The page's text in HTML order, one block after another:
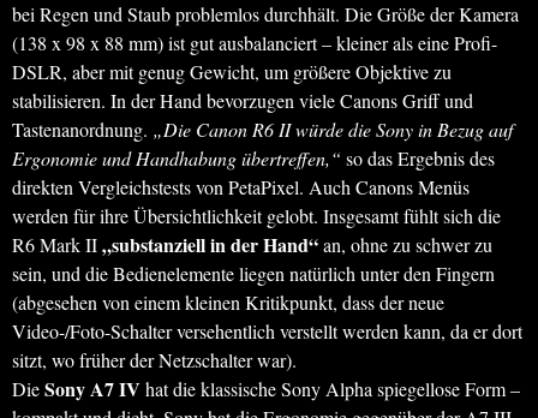
bei Regen und Staub problemlos durchhält. Die Größe der Kamera
(138 x 98 x 88 mm) ist gut ausbalanciert – kleiner als eine Profi-
DSLR, aber mit genug Gewicht, um größere Objektive zu
stabilisieren. In der Hand bevorzugen viele Canons Griff und
Tastenanordnung. „Die Canon R6 II würde die Sony in Bezug auf
Ergonomie und Handhabung übertreffen,“ so das Ergebnis des
direkten Vergleichstests von PetaPixel. Auch Canons Menüs
werden für ihre Übersichtlichkeit gelobt. Insgesamt fühlt sich die
R6 Mark II„substanziell in der Hand“an, ohne zu schwer zu
sein, und die Bedienelemente liegen natürlich unter den Fingern
(abgesehen von einem kleinen Kritikpunkt, dass der neue
Video-/Foto-Schalter versehentlich verstellt werden kann, da er dort
sitzt, wo früher der Netzschalter war).
DieSony A7 IVhat die klassische Sony Alpha spiegellose Form –